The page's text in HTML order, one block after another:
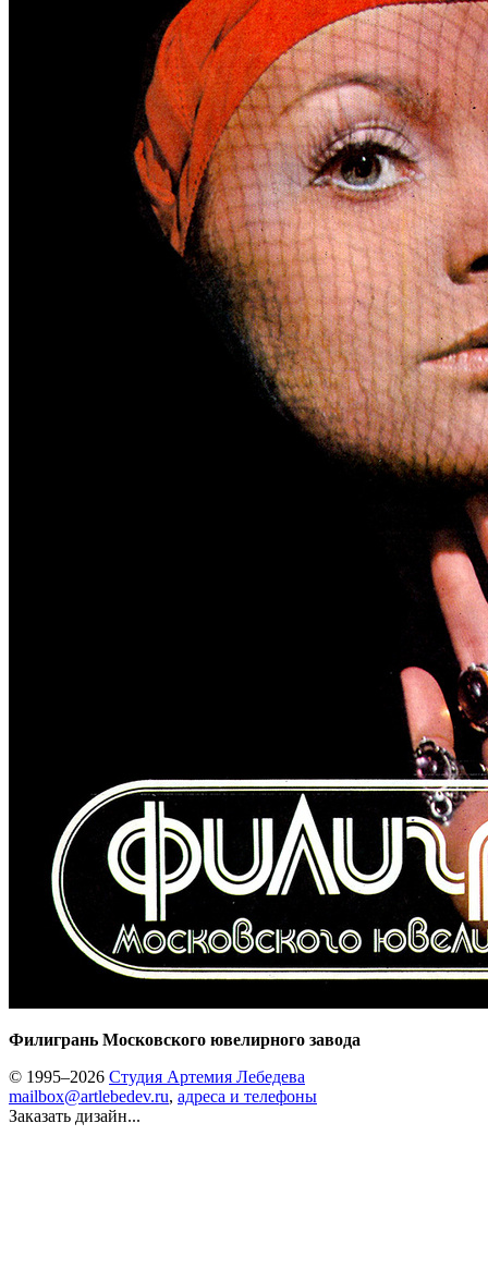
Филигрань Московского ювелирного завода
© 1995–2026 Студия Артемия Лебедева
mailbox@artlebedev.ru, адреса и телефоны
Заказать дизайн...